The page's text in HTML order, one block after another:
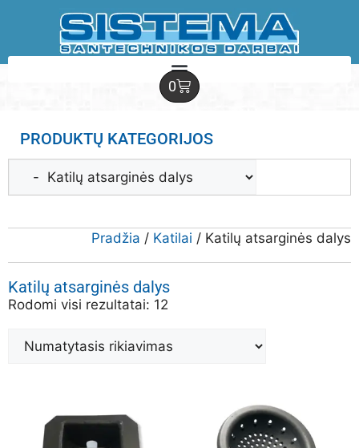
0
PRODUKTŲ KATEGORIJOS
Pradžia / Katilai / Katilų atsarginės dalys
Katilų atsarginės dalys
Rodomi visi rezultatai: 12